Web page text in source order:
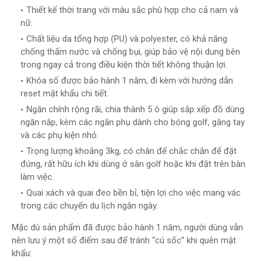
Thiết kế thời trang với màu sắc phù hợp cho cả nam và
nữ.
Chất liệu da tổng hợp (PU) và polyester, có khả năng
chống thấm nước và chống bụi, giúp bảo vệ nội dung bên
trong ngay cả trong điều kiện thời tiết không thuận lợi.
Khóa số được bảo hành 1 năm, đi kèm với hướng dẫn
reset mật khẩu chi tiết.
Ngăn chính rộng rãi, chia thành 5 ô giúp sắp xếp đồ dùng
ngăn nắp, kèm các ngăn phụ dành cho bóng golf, găng tay
và các phụ kiện nhỏ.
Trọng lượng khoảng 3kg, có chân đế chắc chắn để đặt
đứng, rất hữu ích khi dùng ở sân golf hoặc khi đặt trên bàn
làm việc.
Quai xách và quai đeo bền bỉ, tiện lợi cho việc mang vác
trong các chuyến du lịch ngắn ngày.
Mặc dù sản phẩm đã được bảo hành 1 năm, người dùng vẫn
nên lưu ý một số điểm sau để tránh “cú sốc” khi quên mật
khẩu: